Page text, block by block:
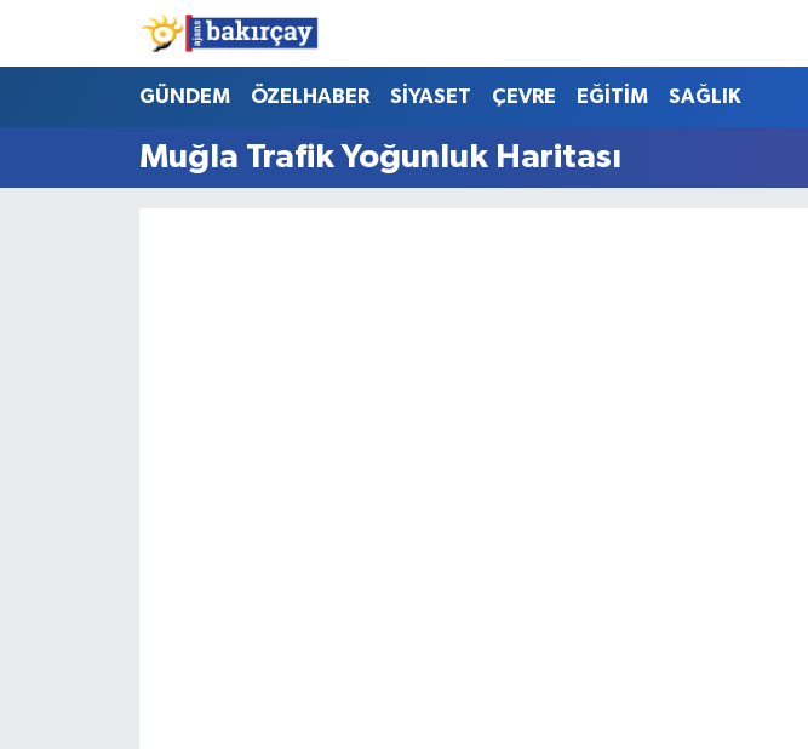
GÜNDEM ÖZELHABER SİYASET ÇEVRE EĞİTİM SAĞLIK
Muğla Trafik Yoğunluk Haritası
İzmir Nöbetçi Eczaneler
İzmir Hava Durumu